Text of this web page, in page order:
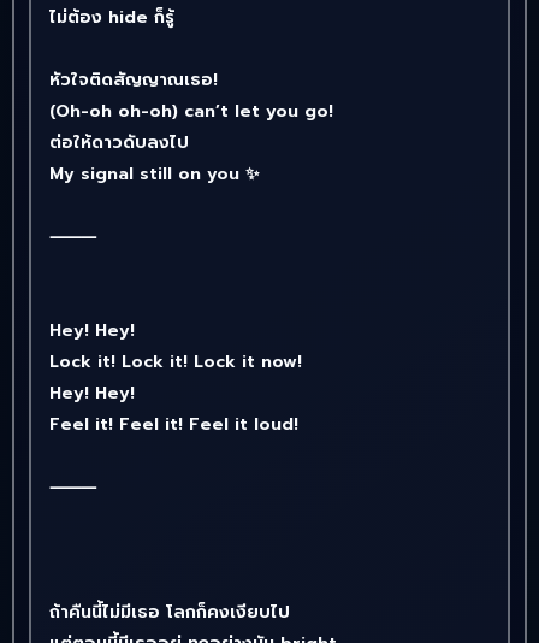
ไม่ต้อง hide ก็รู้
หัวใจติดสัญญาณเธอ!
(Oh-oh oh-oh) can’t let you go!
ต่อให้ดาวดับลงไป
My signal still on you ✨
⸻
Hey! Hey!
Lock it! Lock it! Lock it now!
Hey! Hey!
Feel it! Feel it! Feel it loud!
⸻
ถ้าคืนนี้ไม่มีเธอ โลกก็คงเงียบไป